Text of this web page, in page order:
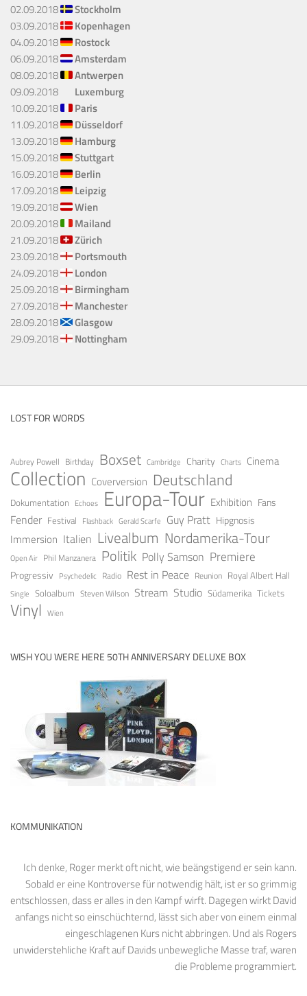
02.09.2018
Stockholm
03.09.2018
Kopenhagen
04.09.2018
Rostock
06.09.2018
Amsterdam
08.09.2018
Antwerpen
09.09.2018
Luxemburg
10.09.2018
Paris
11.09.2018
Düsseldorf
13.09.2018
Hamburg
15.09.2018
Stuttgart
16.09.2018
Berlin
17.09.2018
Leipzig
19.09.2018
Wien
20.09.2018
Mailand
21.09.2018
Zürich
23.09.2018
Portsmouth
24.09.2018
London
25.09.2018
Birmingham
27.09.2018
Manchester
28.09.2018
Glasgow
29.09.2018
Nottingham
LOST FOR WORDS
Aubrey Powell Birthday Boxset Cambridge Charity Charts Cinema
Collection Coverversion Deutschland
Dokumentation Echoes Europa-Tour Exhibition Fans
Fender Festival Flashback Gerald Scarfe Guy Pratt Hipgnosis
Immersion Italien Livealbum Nordamerika-Tour
Open Air Phil Manzanera Politik Polly Samson Premiere
Progressiv Psychedelic Radio Rest in Peace Reunion Royal Albert Hall
Single Soloalbum Steven Wilson Stream Studio Südamerika Tickets
Vinyl Wien
WISH YOU WERE HERE 50TH ANNIVERSARY DELUXE BOX
KOMMUNIKATION
Ich denke, Roger merkt oft nicht, wie beängstigend er sein kann.
Sobald er eine Kontroverse für notwendig hält, ist er so grimmig
entschlossen, dass er alles in den Kampf wirft. Dagegen wirkt David
anfangs nicht so einschüchternd, lässt sich aber von einem einmal
eingeschlagenen Kurs nicht abbringen. Und als Rogers
unwiderstehliche Kraft auf Davids unbewegliche Masse traf, waren
die Probleme programmiert.